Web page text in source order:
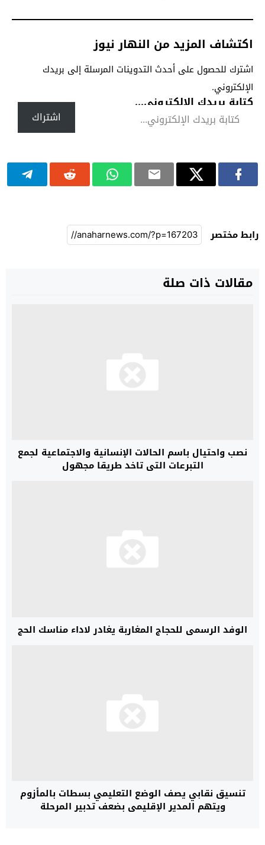
اكتشاف المزيد من النهار نيوز
اشترك للحصول على أحدث التدوينات المرسلة إلى بريدك
الإلكتروني.
كتابة بريدك الإلكتروني...
اشتراك
رابط مختصر
مقالات ذات صلة
نصب واحتيال باسم الحالات الإنسانية والاجتماعية لجمع
التبرعات التي تاخد طريقا مجهول
الوفد الرسمي للحجاج المغاربة يغادر لاداء مناسك الحج
تنسيق نقابي يصف الوضع التعليمي بسطات بالمأزوم
ويتهم المدير الإقليمي بضعف تدبير المرحلة